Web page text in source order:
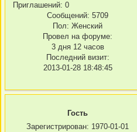
Приглашений: 0
Сообщений: 5709
Пол: Женский
Провел на форуме:
3 дня 12 часов
Последний визит:
2013-01-28 18:48:45
Гость
Зарегистрирован: 1970-01-01